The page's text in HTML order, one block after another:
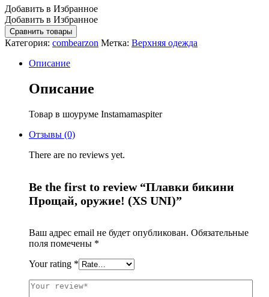
Добавить в Избранное
Добавить в Избранное
Сравнить товары
Категория: combearzon Метка: Верхняя одежда
Описание
Описание
Товар в шоуруме Instamamaspiter
Отзывы (0)
There are no reviews yet.
Be the first to review “Плавки бикини
Прощай, оружие! (XS UNI)”
Ваш адрес email не будет опубликован. Обязательные
поля помечены *
Your rating *